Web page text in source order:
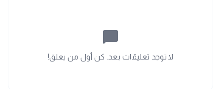
chat_bubble_outline
لا توجد تعليقات بعد. كن أول من يعلق!